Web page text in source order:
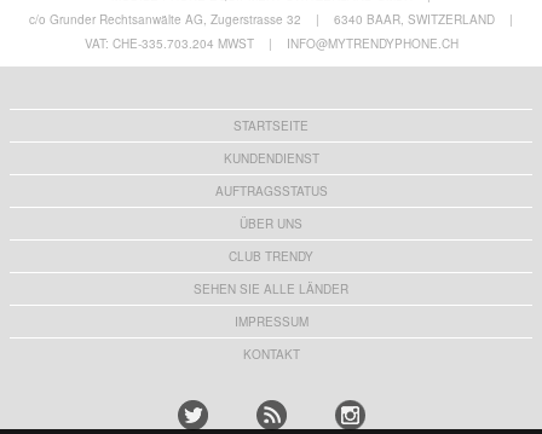
c/o Grunder Rechtsanwälte AG, Zugerstrasse 32
| 6340 BAAR, SWITZERLAND
|
VAT: CHE-335.703.204 MWST
| INFO@MYTRENDYPHONE.CH
STARTSEITE
KUNDENDIENST
AUFTRAGSSTATUS
ÜBER UNS
CLUB TRENDY
SEHEN SIE ALLE LÄNDER
IMPRESSUM
KONTAKT